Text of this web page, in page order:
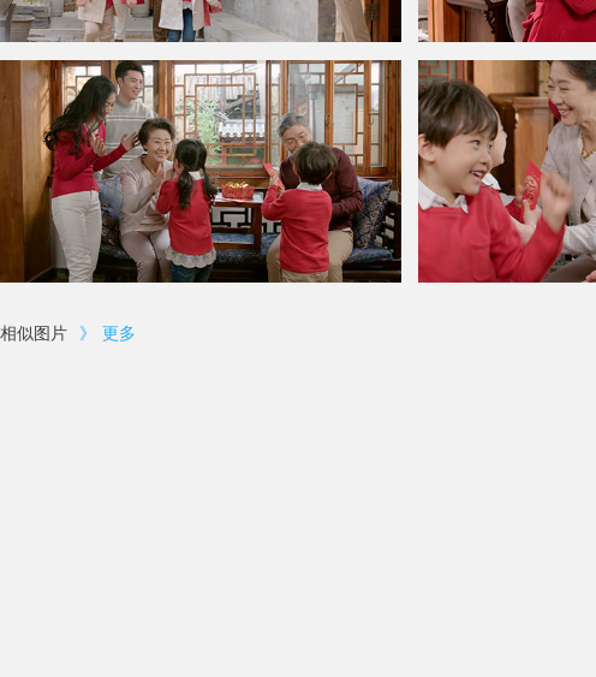
相似图片 》 更多